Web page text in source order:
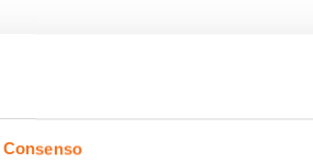
Consenso